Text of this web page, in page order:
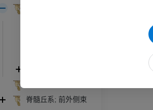
脊髓丘系; 前外侧束
下肢X光照片
下肢血管造影
插画
优质会员